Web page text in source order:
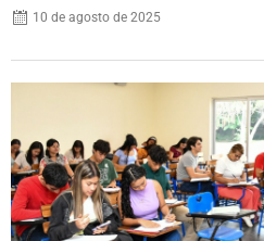
10 de agosto de 2025